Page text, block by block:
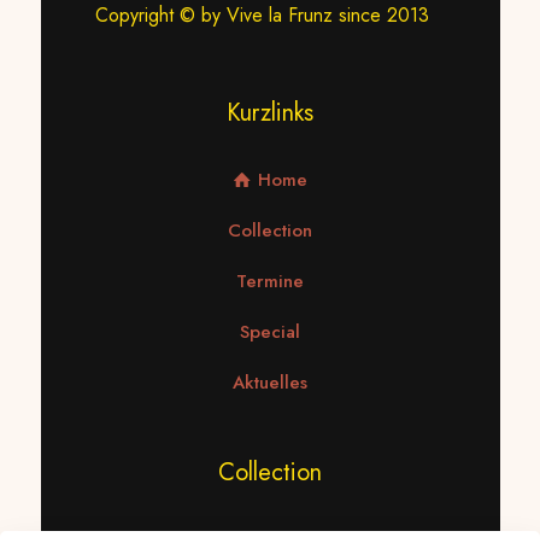
Copyright © by Vive la Frunz since 2013
Kurzlinks
Home
Collection
Termine
Special
Aktuelles
Collection